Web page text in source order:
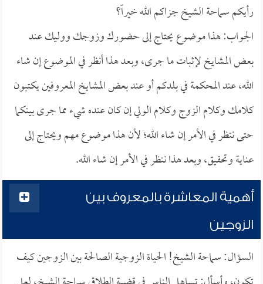
رأيكم سماحة الشيخ جزاكم الله خيراً؟
الجواب: هذا موضوع يحتاج إلى حضورك وزوجك ووليك عند
بعض المشايخ لإثبات ما جرى، وبعد هذا أنظر في الموضوع إن شاء
الله، عند المحكمة في بلدكم أو عند بعض المشايخ المعروفين يكتبون
كلامك وكلام الزوج وكلام الولي إن كان عنده شيء مما جرى بينكما
حتى ننظر في الأمر إن شاء الله؛ لأن هذا موضوع مهم ويحتاج إلى
عناية وتحقيق، وبعد هذا ننظر في الأمر إن شاء الله.
أهمية المعاشرة بالمعروف بين
الزوجين
السؤال: سماحة الشيخ! الحياة الزوجية الصالحة بين الزوجين كيف